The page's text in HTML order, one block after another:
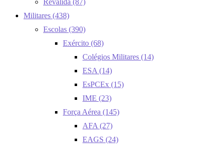
Revalida (87)
Militares (438)
Escolas (390)
Exército (68)
Colégios Militares (14)
ESA (14)
EsPCEx (15)
IME (23)
Força Aérea (145)
AFA (27)
EAGS (24)